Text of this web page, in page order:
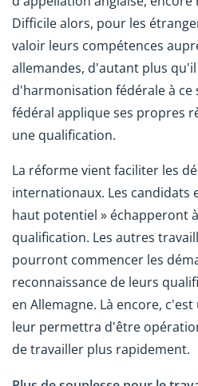
Difficile alors, pour les
valoir leurs compétences
allemandes, d'autant plus
d'harmonisation fédérale à ce
fédéral applique ses propres
une qualification.
La réforme vient faciliter les
internationaux. Les candidats
haut potentiel » échapperont
qualification. Les autres
pourront commencer les
reconnaissance de leurs
en Allemagne. Là encore,
leur permettra d'être
de travailler plus rapidement.